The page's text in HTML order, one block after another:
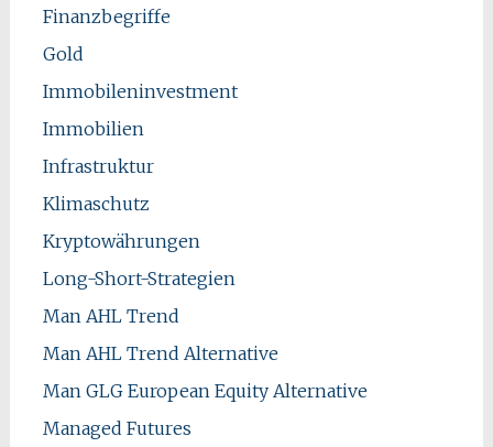
Finanzbegriffe
Gold
Immobileninvestment
Immobilien
Infrastruktur
Klimaschutz
Kryptowährungen
Long-Short-Strategien
Man AHL Trend
Man AHL Trend Alternative
Man GLG European Equity Alternative
Managed Futures